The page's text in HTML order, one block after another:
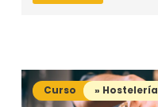
Curso » Hostelería